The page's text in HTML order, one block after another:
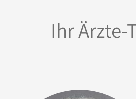
Ihr Ärzte-